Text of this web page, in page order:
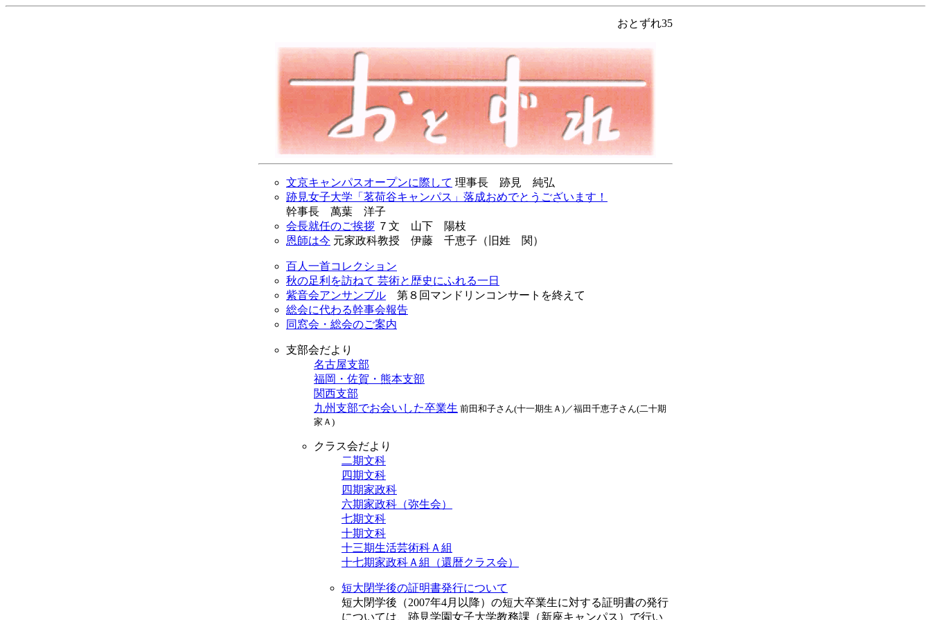
おとずれ35
文京キャンパスオープンに際して 理事長 跡見 純弘
跡見女子大学「茗荷谷キャンパス」落成おめでとうございます！
幹事長 萬葉 洋子
会長就任のご挨拶 ７文 山下 陽枝
恩師は今 元家政科教授 伊藤 千恵子（旧姓 関）
百人一首コレクション
秋の足利を訪ねて 芸術と歴史にふれる一日
紫音会アンサンブル 第８回マンドリンコンサートを終えて
総会に代わる幹事会報告
同窓会・総会のご案内
支部会だより
名古屋支部
福岡・佐賀・熊本支部
関西支部
九州支部でお会いした卒業生 前田和子さん(十一期生Ａ)／福田千恵子さん(二十期
家Ａ)
クラス会だより
二期文科
四期文科
四期家政科
六期家政科（弥生会）
七期文科
十期文科
十三期生活芸術科Ａ組
十七期家政科Ａ組（還暦クラス会）
短大閉学後の証明書発行について
短大閉学後（2007年4月以降）の短大卒業生に対する証明書の発行
については、跡見学園女子大学教務課（新座キャンパス）で行い